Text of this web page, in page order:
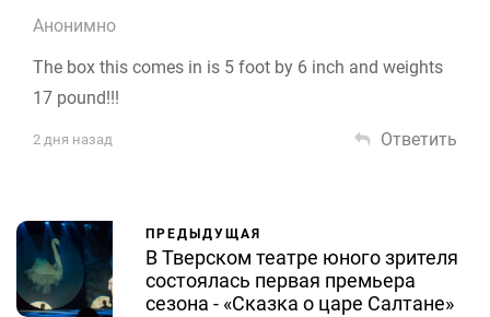
Анонимно
The box this comes in is 5 foot by 6 inch and weights
17 pound!!!
2 дня назад Ответить
ПРЕДЫДУЩАЯ
В Тверском театре юного зрителя
состоялась первая премьера
сезона - «Сказка о царе Салтане»